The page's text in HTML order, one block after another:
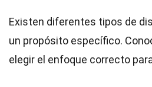
Existen diferentes tipos de
un propósito específico.
elegir el enfoque correcto